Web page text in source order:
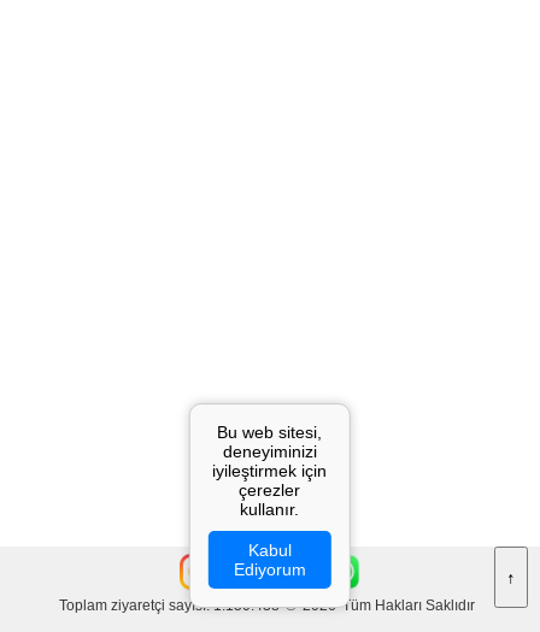
Bu web sitesi,
deneyiminizi
iyileştirmek için
çerezler
kullanır.
Kabul
Ediyorum
↑
Toplam ziyaretçi sayısı: 1.150.438 © 2026 Tüm Hakları Saklıdır